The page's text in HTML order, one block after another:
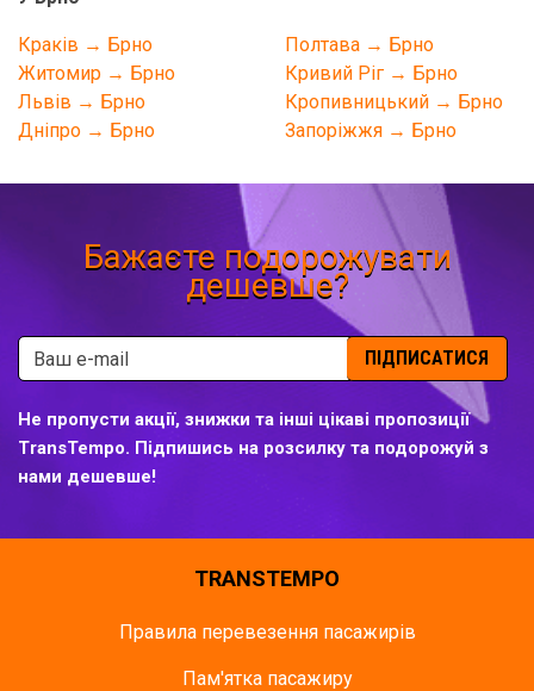
Краків → Брно
Житомир → Брно
Львів → Брно
Дніпро → Брно
Полтава → Брно
Кривий Ріг → Брно
Кропивницький → Брно
Запоріжжя → Брно
Бажаєте подорожувати
дешевше?
ПІДПИСАТИСЯ
Не пропусти акції, знижки та інші цікаві пропозиції
TransTempo. Підпишись на розсилку та подорожуй з
нами дешевше!
TRANSTEMPO
Правила перевезення пасажирів
Пам'ятка пасажиру